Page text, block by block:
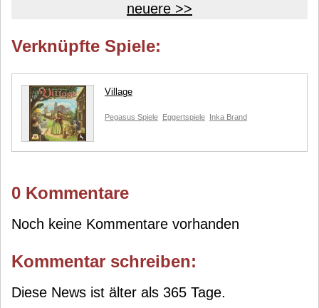
neuere >>
Verknüpfte Spiele:
Village
Pegasus Spiele Eggertspiele Inka Brand
0 Kommentare
Noch keine Kommentare vorhanden
Kommentar schreiben:
Diese News ist älter als 365 Tage.